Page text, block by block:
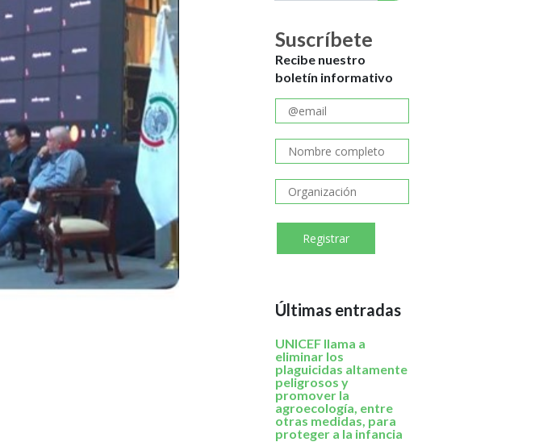
Suscríbete
Recibe nuestro
boletín informativo
Últimas entradas
UNICEF llama a
eliminar los
plaguicidas altamente
peligrosos y
promover la
agroecología, entre
otras medidas, para
proteger a la infancia